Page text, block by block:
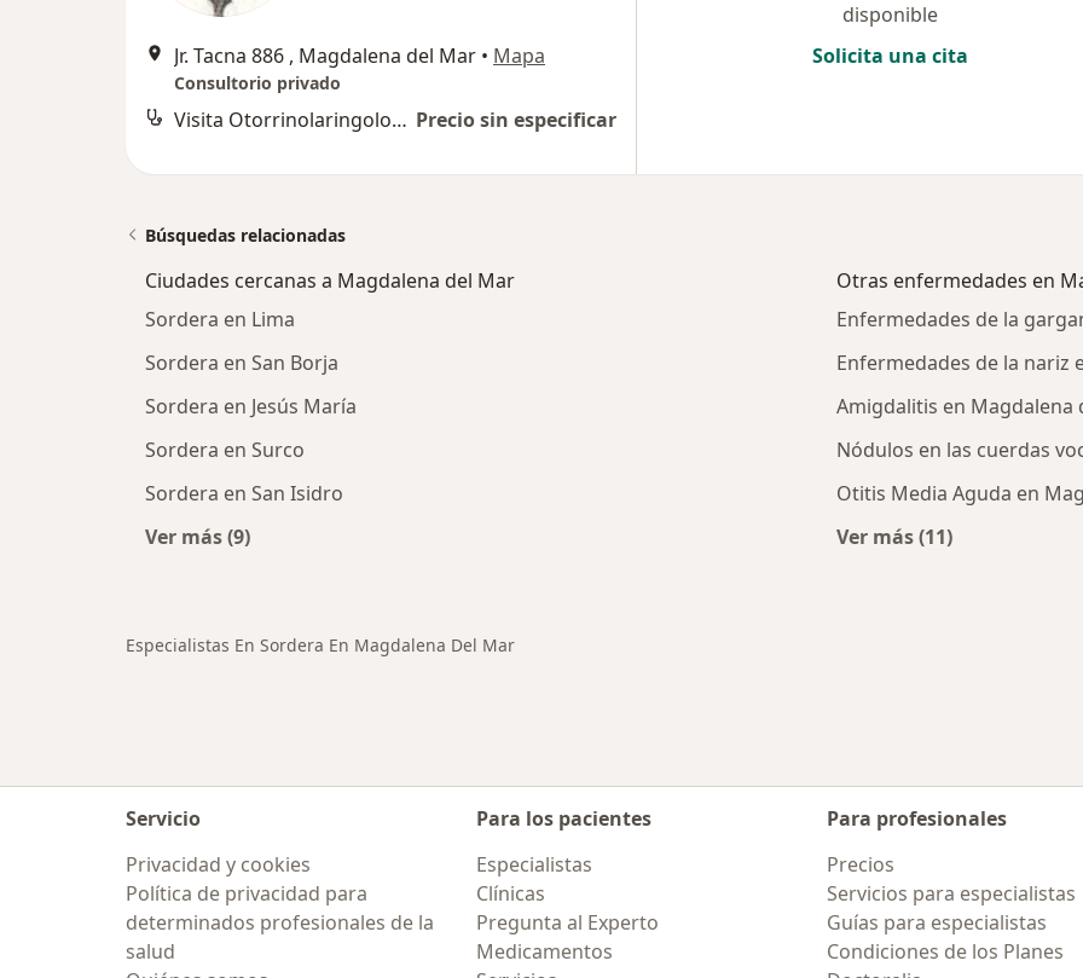
Jr. Tacna 886 , Magdalena del Mar • Mapa
Consultorio privado
Visita Otorrinolaringología Precio sin especificar
disponible
Solicita una cita
Búsquedas relacionadas
Ciudades cercanas a Magdalena del Mar
Sordera en Lima
Sordera en San Borja
Sordera en Jesús María
Sordera en Surco
Sordera en San Isidro
Ver más (9)
Otras enfermedades en
Enfermedades de la
Enfermedades de la nariz
Amigdalitis en Magdalena
Nódulos en las cuerdas
Otitis Media Aguda en
Ver más (11)
Especialistas En Sordera En Magdalena Del Mar
Servicio
Privacidad y cookies
Política de privacidad para
determinados profesionales de la
salud
Para los pacientes
Especialistas
Clínicas
Pregunta al Experto
Medicamentos
Para profesionales
Precios
Servicios para especialistas
Guías para especialistas
Condiciones de los Planes